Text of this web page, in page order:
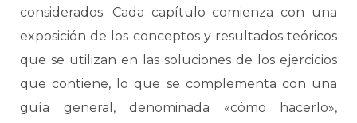
considerados. Cada capítulo comienza con una
exposición de los conceptos y resultados teóricos
que se utilizan en las soluciones de los ejercicios
que contiene, lo que se complementa con una
guía general, denominada «cómo hacerlo»,